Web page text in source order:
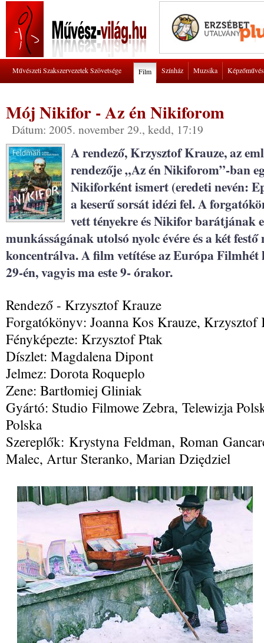
Művészeti Szakszervezetek Szövetsége Film Színház Muzsika
Mój Nikifor - Az én Nikiforom
Dátum: 2005. november 29., kedd, 17:19
A rendező, Krzysztof Krauze, az
rendezője „Az én Nikiforom”-ban
Nikiforként ismert (eredeti nevén:
a keserű sorsát idézi fel. A
vett tényekre és Nikifor barátjának
munkásságának utolsó nyolc évére és a két
koncentrálva. A film vetítése az Európa Filmhét
29-én, vagyis ma este 9- órakor.
Rendező - Krzysztof Krauze
Forgatókönyv: Joanna Kos Krauze, Krzysztof
Fényképezte: Krzysztof Ptak
Díszlet: Magdalena Dipont
Jelmez: Dorota Roqueplo
Zene: Bartłomiej Gliniak
Gyártó: Studio Filmowe Zebra, Telewizja
Polska
Szereplők: Krystyna Feldman, Roman
Malec, Artur Steranko, Marian Dziędziel